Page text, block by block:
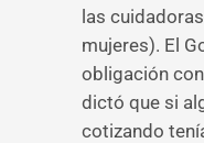
las
mujeres). El
obligación
dictó que si
cotizando